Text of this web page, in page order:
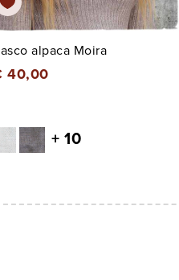
alpaca Moira
40,00
+ 10